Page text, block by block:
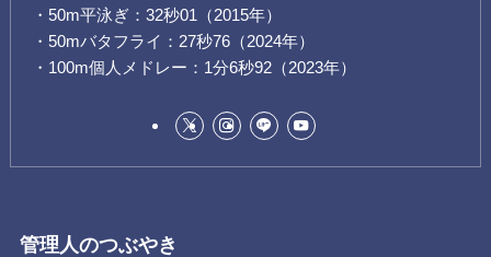
・50m平泳ぎ：32秒01（2015年）
・50mバタフライ：27秒76（2024年）
・100m個人メドレー：1分6秒92（2023年）
管理人のつぶやき